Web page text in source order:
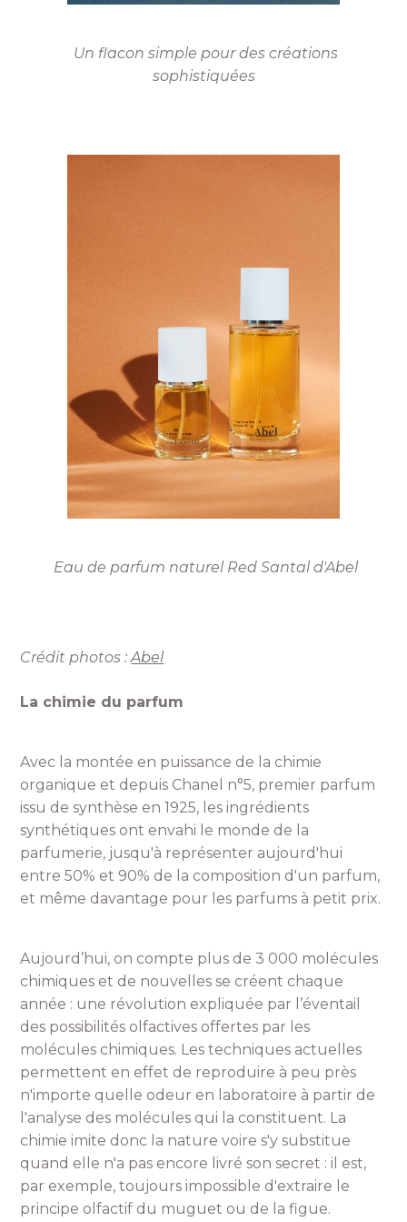
Un flacon simple pour des créations
sophistiquées
Eau de parfum naturel Red Santal d'Abel
Crédit photos :Abel
La chimie du parfum
Avec la montée en puissance de la chimie
organique et depuis Chanel n°5, premier parfum
issu de synthèse en 1925, les ingrédients
synthétiques ont envahi le monde de la
parfumerie, jusqu'à représenter aujourd'hui
entre 50% et 90% de la composition d'un parfum,
et même davantage pour les parfums à petit prix.
Aujourd’hui, on compte plus de 3 000 molécules
chimiques et de nouvelles se créent chaque
année : une révolution expliquée par l’éventail
des possibilités olfactives offertes par les
molécules chimiques. Les techniques actuelles
permettent en effet de reproduire à peu près
n'importe quelle odeur en laboratoire à partir de
l'analyse des molécules qui la constituent. La
chimie imite donc la nature voire s'y substitue
quand elle n'a pas encore livré son secret : il est,
par exemple, toujours impossible d'extraire le
principe olfactif du muguet ou de la figue.